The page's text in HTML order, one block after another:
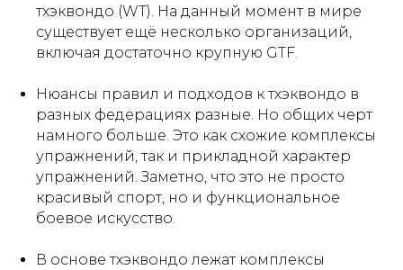
тхэквондо (WT). На данный момент в мире
существует ещё несколько организаций,
включая достаточно крупную GTF.
Нюансы правил и подходов к тхэквондо в
разных федерациях разные. Но общих черт
намного больше. Это как схожие комплексы
упражнений, так и прикладной характер
упражнений. Заметно, что это не просто
красивый спорт, но и функциональное
боевое искусство.
В основе тхэквондо лежат комплексы